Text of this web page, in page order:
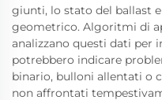
giunti, lo stato del ballast
geometrico. Algoritmi di
analizzano questi dati per
potrebbero indicare
binario, bulloni allentati o
non affrontati